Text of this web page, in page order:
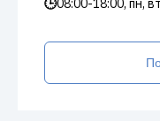
🕒08:00-18:00, пн,